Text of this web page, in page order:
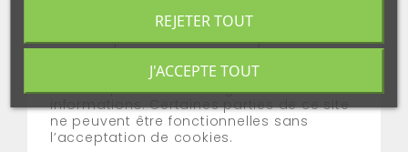
par le serveur du site que vous visitez. Il
contient plusieurs données qui sont
simple fichier texte auquel un serveur
accède pour lire et enregistrer des
informations. Certaines parties de ce site
ne peuvent être fonctionnelles sans
l’acceptation de cookies.
REJETER TOUT
J'ACCEPTE TOUT